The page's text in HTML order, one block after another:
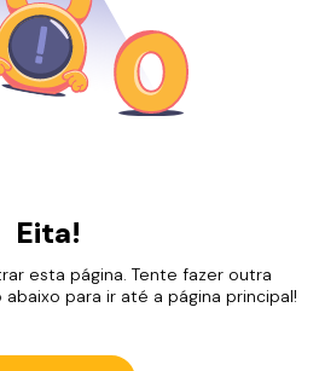
Eita!
esta página. Tente fazer outra
para ir até a página principal!